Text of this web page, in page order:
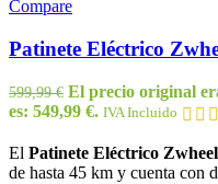
Compare
Patinete Eléctrico
599,99€ El precio original
es: 549,99 €. IVA Incluido
El Patinete Eléctrico
de hasta 45 km y cuenta con